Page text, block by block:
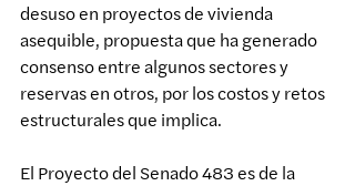
desuso en proyectos de vivienda
asequible, propuesta que ha generado
consenso entre algunos sectores y
reservas en otros, por los costos y retos
estructurales que implica.
El Proyecto del Senado 483 es de la